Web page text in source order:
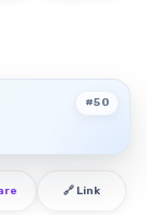
#50
🔗 Link